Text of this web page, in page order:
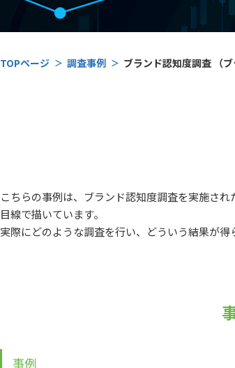
TOPページ 調査事例 ブランド認知度調査 （
こちらの事例は、ブランド認知度調査を実施さ
目線で描いています。
実際にどのような調査を行い、どういう結果が得
事例